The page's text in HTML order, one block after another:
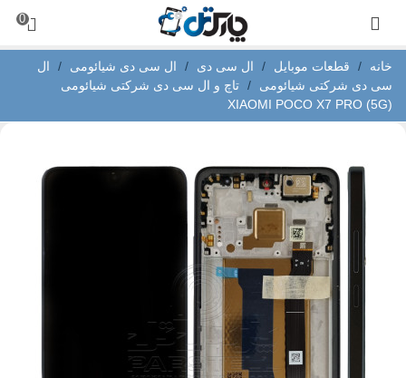
0
خانه / قطعات موبایل / ال سی دی / ال سی دی شیائومی /
ال
سی دی شرکتی شیائومی
/ تاچ و ال سی دی شرکتی شیائومی
XIAOMI POCO X7 PRO (5G)